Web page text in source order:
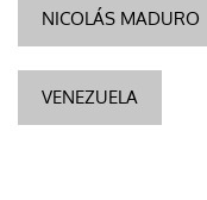
NICOLÁS MADURO
VENEZUELA